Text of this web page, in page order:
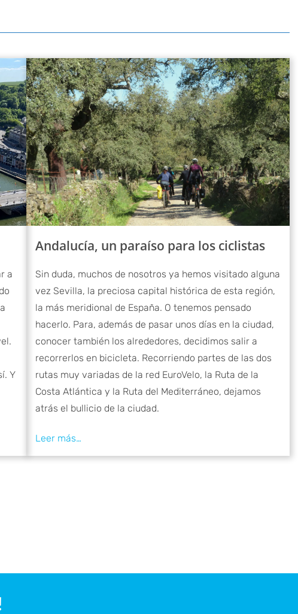
a
Y
Andalucía, un paraíso para los ciclistas
Sin duda, muchos de nosotros ya hemos visitado alguna
vez Sevilla, la preciosa capital histórica de esta región,
la más meridional de España. O tenemos pensado
hacerlo. Para, además de pasar unos días en la ciudad,
conocer también los alrededores, decidimos salir a
recorrerlos en bicicleta. Recorriendo partes de las dos
rutas muy variadas de la red EuroVelo, la Ruta de la
Costa Atlántica y la Ruta del Mediterráneo, dejamos
atrás el bullicio de la ciudad.